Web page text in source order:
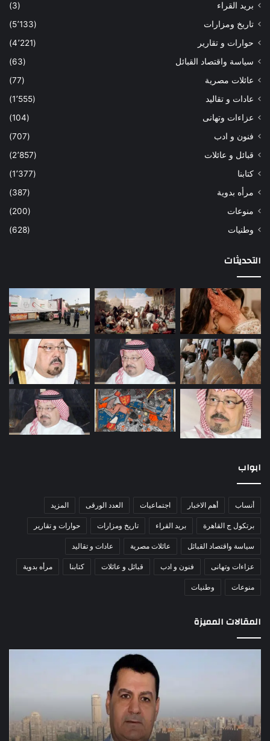
بريد القراء
(3)
تاريخ ومزارات
(5٬133)
حوارات و تقارير
(4٬221)
سياسة واقتصاد القبائل
(63)
عائلات مصرية
(77)
عادات و تقاليد
(1٬555)
عزاءات وتهانى
(104)
فنون و ادب
(707)
قبائل و عائلات
(2٬857)
كتابنا
(1٬377)
مرأه بدوية
(387)
منوعات
(200)
وطنيات
(628)
التحديثات
ابواب
أنساب أهم الاخبار اجتماعيات العدد الورقى المزيد
برتكول ج القاهرة بريد القراء تاريخ ومزارات حوارات و تقارير
سياسة واقتصاد القبائل عائلات مصرية عادات و تقاليد
عزاءات وتهانى فنون و ادب قبائل و عائلات كتابنا مرأه بدوية
منوعات وطنيات
المقالات المميزة
30
يونيو